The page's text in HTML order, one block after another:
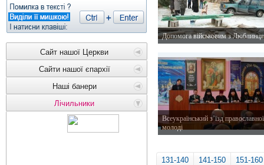
Сайт нашої Церкви
Сайти нашої єпархії
Наші банери
Лічильники
Допомога військовим з Люблинця
Всеукраїнський з’їзд православної
молоді
131-140 141-150 151-160